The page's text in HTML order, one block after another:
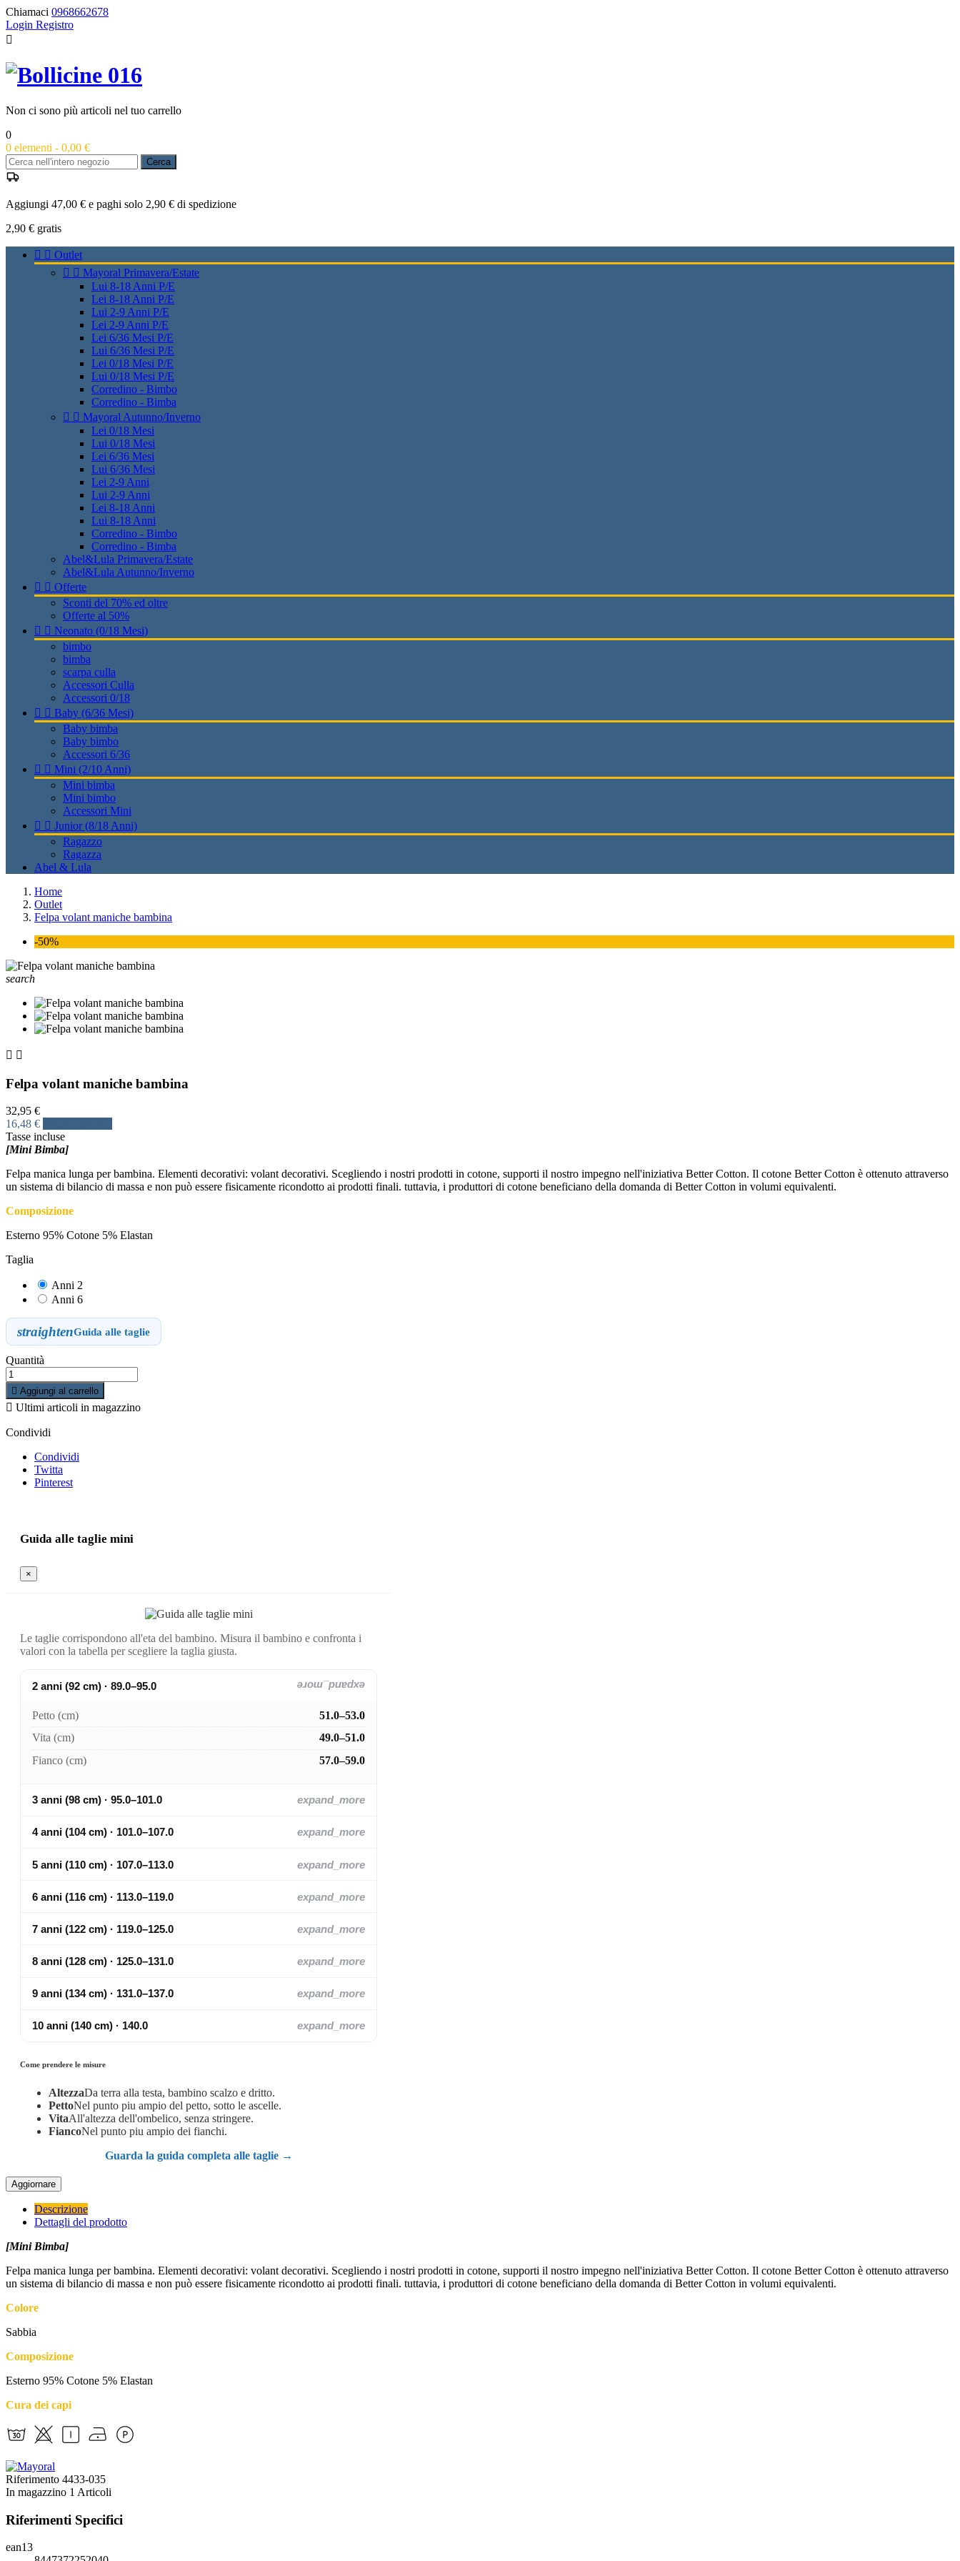
Chiamaci 0968662678
Login Registro

Non ci sono più articoli nel tuo carrello
0
0 elementi - 0,00 €
Cerca
Aggiungi 47,00 € e paghi solo 2,90 € di spedizione
2,90 € gratis
  Outlet
  Mayoral Primavera/Estate
Lui 8-18 Anni P/E
Lei 8-18 Anni P/E
Lui 2-9 Anni P/E
Lei 2-9 Anni P/E
Lei 6/36 Mesi P/E
Lui 6/36 Mesi P/E
Lei 0/18 Mesi P/E
Lui 0/18 Mesi P/E
Corredino - Bimbo
Corredino - Bimba
  Mayoral Autunno/Inverno
Lei 0/18 Mesi
Lui 0/18 Mesi
Lei 6/36 Mesi
Lui 6/36 Mesi
Lei 2-9 Anni
Lui 2-9 Anni
Lei 8-18 Anni
Lui 8-18 Anni
Corredino - Bimbo
Corredino - Bimba
Abel&Lula Primavera/Estate
Abel&Lula Autunno/Inverno
  Offerte
Sconti del 70% ed oltre
Offerte al 50%
  Neonato (0/18 Mesi)
bimbo
bimba
scarpa culla
Accessori Culla
Accessori 0/18
  Baby (6/36 Mesi)
Baby bimba
Baby bimbo
Accessori 6/36
  Mini (2/10 Anni)
Mini bimba
Mini bimbo
Accessori Mini
  Junior (8/18 Anni)
Ragazzo
Ragazza
Abel & Lula
Home
Outlet
Felpa volant maniche bambina
-50%
search
 
Felpa volant maniche bambina
32,95 €
16,48 €
Tasse incluse
[Mini Bimba]
Felpa manica lunga per bambina. Elementi decorativi: volant decorativi. Scegliendo i nostri prodotti in cotone, supporti il nostro impegno nell'iniziativa Better Cotton. Il cotone Better Cotton è ottenuto attraverso
un sistema di bilancio di massa e non può essere fisicamente ricondotto ai prodotti finali. tuttavia, i produttori di cotone beneficiano della domanda di Better Cotton in volumi equivalenti.
Composizione
Esterno 95% Cotone 5% Elastan
Taglia
Anni 2
Anni 6
straightenGuida alle taglie
Quantità
 Aggiungi al carrello
 Ultimi articoli in magazzino
Condividi
Condividi
Twitta
Pinterest
Guida alle taglie mini
×
Le taglie corrispondono all'eta del bambino. Misura il bambino e confronta i
valori con la tabella per scegliere la taglia giusta.
2 anni (92 cm) · 89.0–95.0 expand_more
Petto (cm)
51.0–53.0
Vita (cm)
49.0–51.0
Fianco (cm)
57.0–59.0
3 anni (98 cm) · 95.0–101.0 expand_more
4 anni (104 cm) · 101.0–107.0 expand_more
5 anni (110 cm) · 107.0–113.0 expand_more
6 anni (116 cm) · 113.0–119.0 expand_more
7 anni (122 cm) · 119.0–125.0 expand_more
8 anni (128 cm) · 125.0–131.0 expand_more
9 anni (134 cm) · 131.0–137.0 expand_more
10 anni (140 cm) · 140.0 expand_more
Come prendere le misure
AltezzaDa terra alla testa, bambino scalzo e dritto.
PettoNel punto piu ampio del petto, sotto le ascelle.
VitaAll'altezza dell'ombelico, senza stringere.
FiancoNel punto piu ampio dei fianchi.
Guarda la guida completa alle taglie →
Descrizione
Dettagli del prodotto
[Mini Bimba]
Felpa manica lunga per bambina. Elementi decorativi: volant decorativi. Scegliendo i nostri prodotti in cotone, supporti il nostro impegno nell'iniziativa Better Cotton. Il cotone Better Cotton è ottenuto attraverso
un sistema di bilancio di massa e non può essere fisicamente ricondotto ai prodotti finali. tuttavia, i produttori di cotone beneficiano della domanda di Better Cotton in volumi equivalenti.
Colore
Sabbia
Composizione
Esterno 95% Cotone 5% Elastan
Cura dei capi
Riferimento 4433-035
In magazzino 1 Articoli
Riferimenti Specifici
ean13